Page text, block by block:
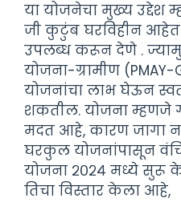
या योजनेचा मुख्य उद्देश
जी कुटुंब घरविहीन आहेत
उपलब्ध करून देणे .
योजना-ग्रामीण
योजनांचा लाभ घेऊन
शकतील. योजना म्हणजे
मदत आहे, कारण
घरकुल योजनांपासून
योजना २०२४ मध्ये सुरू
तिचा विस्तार केला आहे,